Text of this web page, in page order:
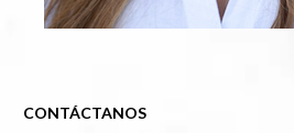
CONTÁCTANOS